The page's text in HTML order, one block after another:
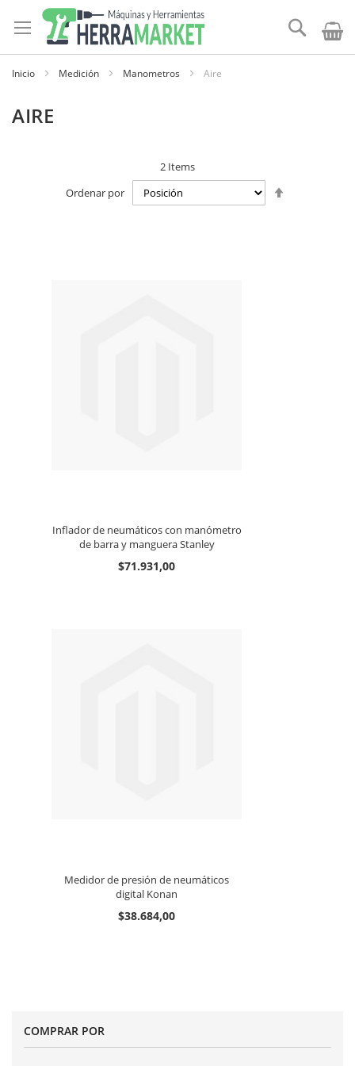
al
contenido
Buscar
Inicio Medición Manometros Aire
AIRE
2 Items
Ordenar por
Inflador de neumáticos con manómetro
de barra y manguera Stanley
$71.931,00
Medidor de presión de neumáticos
digital Konan
$38.684,00
COMPRAR POR